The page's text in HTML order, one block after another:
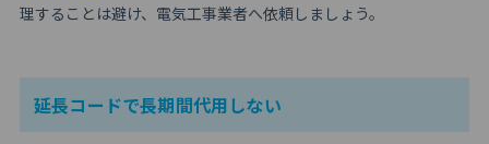
理することは避け、電気工事業者へ依頼しましょう。
延長コードで長期間代用しない